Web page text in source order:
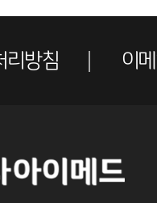
리방침 이